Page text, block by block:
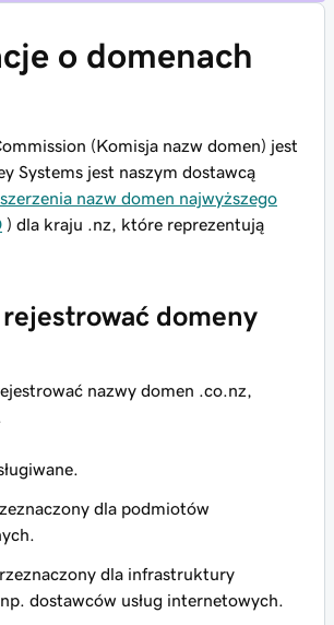
o domenach
(Komisja nazw domen) jest
Systems jest naszym dostawcą
nazw domen najwyższego
) dla kraju .nz, które reprezentują
domeny
nazwy domen .co.nz,
dla podmiotów
dla infrastruktury
dostawców usług internetowych.